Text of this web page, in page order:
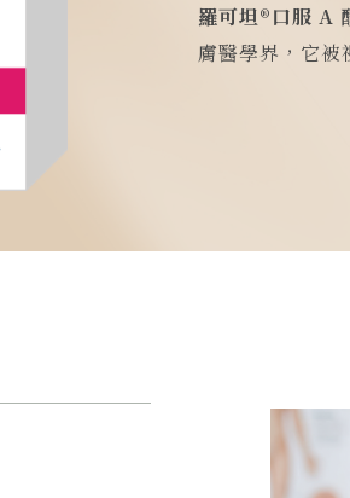
羅可坦®口服 A
膚醫學界，它被